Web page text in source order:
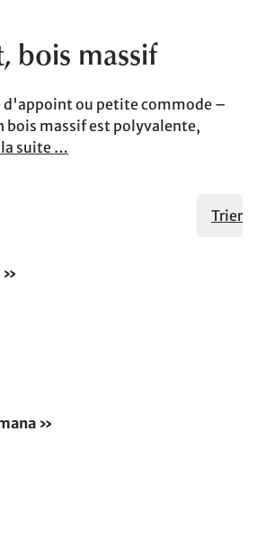
bois massif
d'appoint ou petite commode –
bois massif est polyvalente,
la suite …
Trier
»
»